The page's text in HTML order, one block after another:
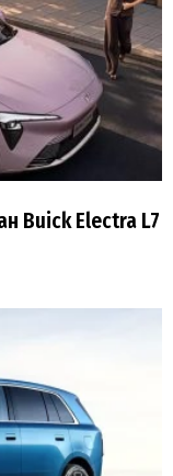
Buick Electra L7